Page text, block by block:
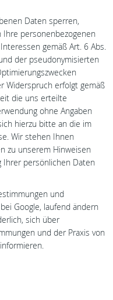
Daten sperren,
personenbezogenen
gemäß Art. 6 Abs.
der pseudonymisierten
Widerspruch erfolgt gemäß
die uns erteilte
ohne Angaben
hierzu bitte an die im
Wir stehen Ihnen
zu unserem Hinweisen
Ihrer persönlichen Daten
und
Google, laufend ändern
sich über
und der Praxis von